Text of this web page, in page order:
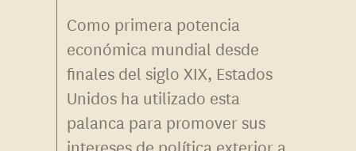
Como primera potencia
económica mundial desde
finales del siglo XIX, Estados
Unidos ha utilizado esta
palanca para promover sus